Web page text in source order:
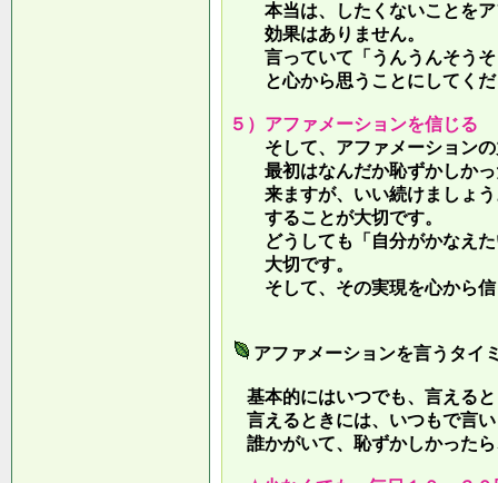
本当は、したくないことをア
効果はありません。
言っていて 「うんうんそう
と心から思うことにしてくだ
５）アファメーションを信じる
そして、アファメーションの
最初はなんだか恥ずかしかっ
来ますが、いい続けましょう
することが大切です。
どうしても「自分がかなえた
大切です。
そして、その実現を心から信
アファメーションを言うタイ
基本的にはいつでも、言える
言えるときには、いつもで言
誰かがいて、恥ずかしかった